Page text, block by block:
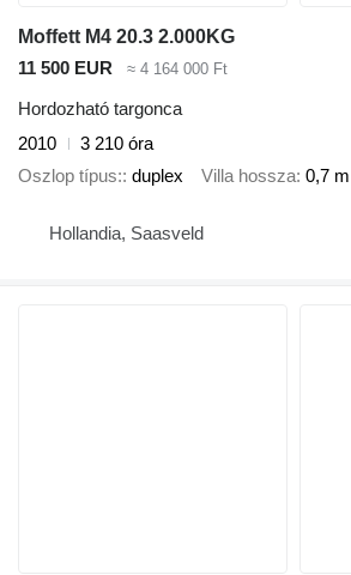
Moffett M4 20.3 2.000KG
11 500 EUR
≈ 4 164 000 Ft
Hordozható targonca
2010
3 210 óra
Oszlop típus: duplex Villa hossza 0,7 m
Hollandia, Saasveld